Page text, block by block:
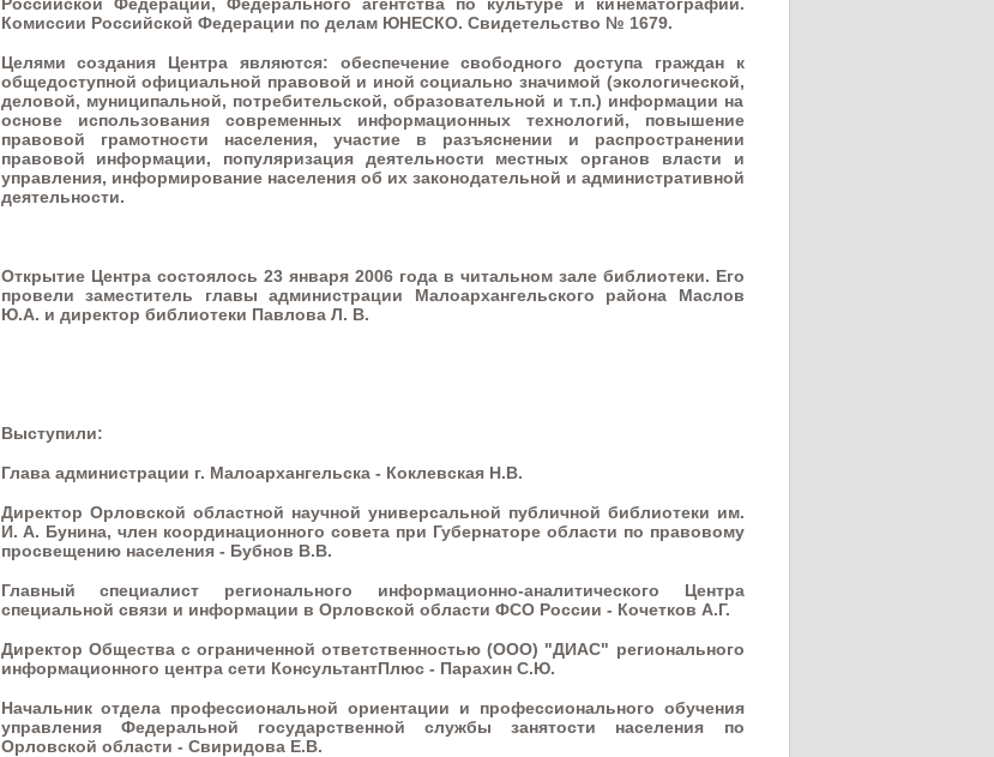
Комиссии Российской Федерации по делам ЮНЕСКО. Свидетельство № 1679.
Целями создания Центра являются: обеспечение свободного доступа граждан к
общедоступной официальной правовой и иной социально значимой (экологической,
деловой, муниципальной, потребительской, образовательной и т.п.) информации на
основе использования современных информационных технологий, повышение
правовой грамотности населения, участие в разъяснении и распространении
правовой информации, популяризация деятельности местных органов власти и
управления, информирование населения об их законодательной и административной
деятельности.
Открытие Центра состоялось 23 января 2006 года в читальном зале библиотеки. Его
провели заместитель главы администрации Малоархангельского района Маслов
Ю.А. и директор библиотеки Павлова Л. В.
Выступили:
Глава администрации г. Малоархангельска - Коклевская Н.В.
Директор Орловской областной научной универсальной публичной библиотеки им.
И. А. Бунина, член координационного совета при Губернаторе области по правовому
просвещению населения - Бубнов В.В.
Главный специалист регионального информационно-аналитического Центра
специальной связи и информации в Орловской области ФСО России - Кочетков А.Г.
Директор Общества с ограниченной ответственностью (ООО) "ДИАС" регионального
информационного центра сети КонсультантПлюс - Парахин С.Ю.
Начальник отдела профессиональной ориентации и профессионального обучения
управления Федеральной государственной службы занятости населения по
Орловской области - Свиридова Е.В.